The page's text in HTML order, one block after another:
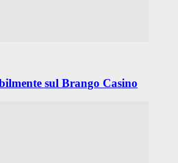
sul Brango Casino